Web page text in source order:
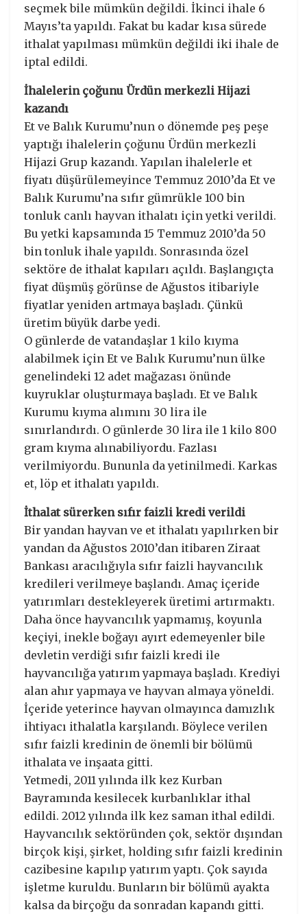
seçmek bile mümkün değildi. İkinci ihale 6
Mayıs’ta yapıldı. Fakat bu kadar kısa sürede
ithalat yapılması mümkün değildi iki ihale de
iptal edildi.
İhalelerin çoğunu Ürdün merkezli Hijazi
kazandı
Et ve Balık Kurumu’nun o dönemde peş peşe
yaptığı ihalelerin çoğunu Ürdün merkezli
Hijazi Grup kazandı. Yapılan ihalelerle et
fiyatı düşürülemeyince Temmuz 2010’da Et ve
Balık Kurumu’na sıfır gümrükle 100 bin
tonluk canlı hayvan ithalatı için yetki verildi.
Bu yetki kapsamında 15 Temmuz 2010’da 50
bin tonluk ihale yapıldı. Sonrasında özel
sektöre de ithalat kapıları açıldı. Başlangıçta
fiyat düşmüş görünse de Ağustos itibariyle
fiyatlar yeniden artmaya başladı. Çünkü
üretim büyük darbe yedi.
O günlerde de vatandaşlar 1 kilo kıyma
alabilmek için Et ve Balık Kurumu’nun ülke
genelindeki 12 adet mağazası önünde
kuyruklar oluşturmaya başladı. Et ve Balık
Kurumu kıyma alımını 30 lira ile
sınırlandırdı. O günlerde 30 lira ile 1 kilo 800
gram kıyma alınabiliyordu. Fazlası
verilmiyordu. Bununla da yetinilmedi. Karkas
et, löp et ithalatı yapıldı.
İthalat sürerken sıfır faizli kredi verildi
Bir yandan hayvan ve et ithalatı yapılırken bir
yandan da Ağustos 2010’dan itibaren Ziraat
Bankası aracılığıyla sıfır faizli hayvancılık
kredileri verilmeye başlandı. Amaç içeride
yatırımları destekleyerek üretimi artırmaktı.
Daha önce hayvancılık yapmamış, koyunla
keçiyi, inekle boğayı ayırt edemeyenler bile
devletin verdiği sıfır faizli kredi ile
hayvancılığa yatırım yapmaya başladı. Krediyi
alan ahır yapmaya ve hayvan almaya yöneldi.
İçeride yeterince hayvan olmayınca damızlık
ihtiyacı ithalatla karşılandı. Böylece verilen
sıfır faizli kredinin de önemli bir bölümü
ithalata ve inşaata gitti.
Yetmedi, 2011 yılında ilk kez Kurban
Bayramında kesilecek kurbanlıklar ithal
edildi. 2012 yılında ilk kez saman ithal edildi.
Hayvancılık sektöründen çok, sektör dışından
birçok kişi, şirket, holding sıfır faizli kredinin
cazibesine kapılıp yatırım yaptı. Çok sayıda
işletme kuruldu. Bunların bir bölümü ayakta
kalsa da birçoğu da sonradan kapandı gitti.